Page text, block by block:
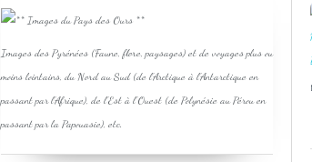
Images des Pyrénées (Faune, flore, paysages) et de voyages plus ou
moins lointains, du Nord au Sud (de l'Arctique à l'Antarctique en
passant par l'Afrique), de l'Est à l'Ouest (de Polynésie au Pérou en
passant par la Papouasie), etc.